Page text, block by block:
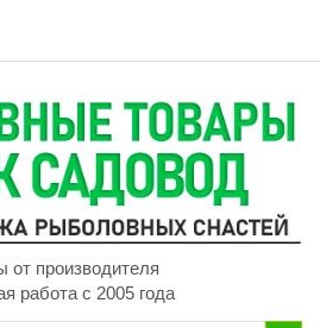
от производителя
работа с 2005 года